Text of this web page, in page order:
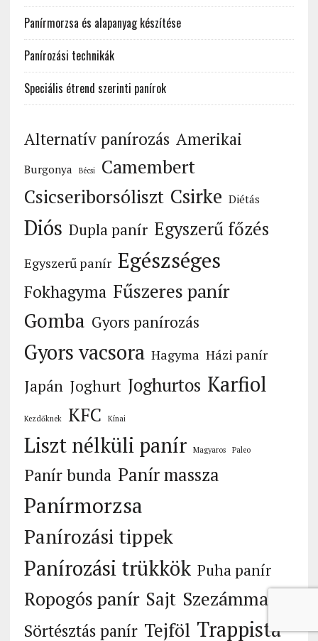
Panírmorzsa és alapanyag készítése
Panírozási technikák
Speciális étrend szerinti panírok
Alternatív panírozás Amerikai
Burgonya Bécsi
Camembert
Csicseriborsóliszt Csirke Diétás
Diós Dupla panír Egyszerű főzés
Egyszerű panír Egészséges
Fokhagyma Fűszeres panír
Gomba Gyors panírozás
Gyors vacsora Hagyma Házi panír
Japán Joghurt Joghurtos Karfiol
Kezdőknek KFC Kínai
Liszt nélküli panír Magyaros Paleo
Panír bunda Panír massza
Panírmorzsa
Panírozási tippek
Panírozási trükkök Puha panír
Ropogós panír Sajt Szezámmag
Sörtésztás panír Tejföl Trappista